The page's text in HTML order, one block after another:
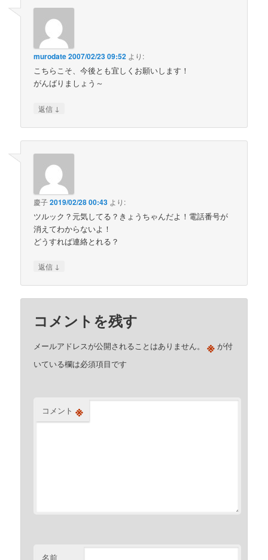
murodate2007/02/23 09:52 より:
こちらこそ、今後とも宜しくお願いします！
がんばりましょう～
返信 ↓
慶子2019/02/28 00:43 より:
ツルック？元気してる？きょうちゃんだよ！電話番号が
消えてわからないよ！
どうすれば連絡とれる？
返信 ↓
コメントを残す
メールアドレスが公開されることはありません。 ※ が付
いている欄は必須項目です
コメント ※
名前